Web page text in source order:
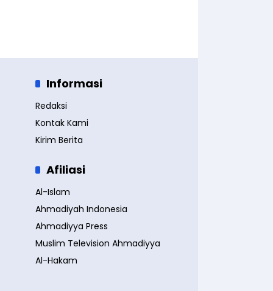
Informasi
Redaksi
Kontak Kami
Kirim Berita
Afiliasi
Al-Islam
Ahmadiyah Indonesia
Ahmadiyya Press
Muslim Television Ahmadiyya
Al-Hakam